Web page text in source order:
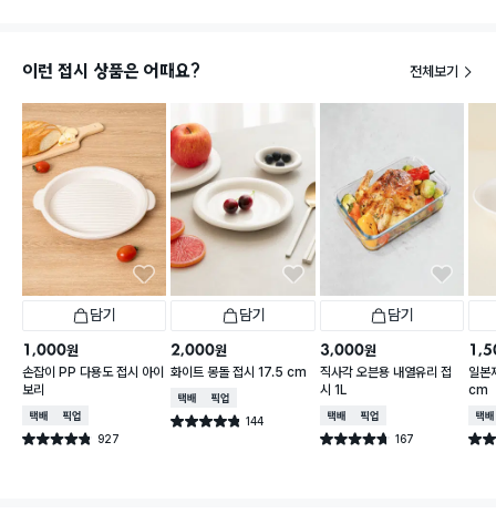
이런 접시 상품은 어때요? 전체보기
담기
1,000원
손잡이 PP 다용도 접시 아이
보리
택배배송매장픽업
별점 4.8점 927
건 작성
담기
2,000원
화이트 몽돌 접시 17.5 cm
택배배송매장픽업
별점 4.8점 144
건 작성
담기
3,000원
직사각 오븐용 내열유리 접
시 1L
택배배송매장픽업
별점 4.7점 167
건 작성
일본
cm
택배
별점